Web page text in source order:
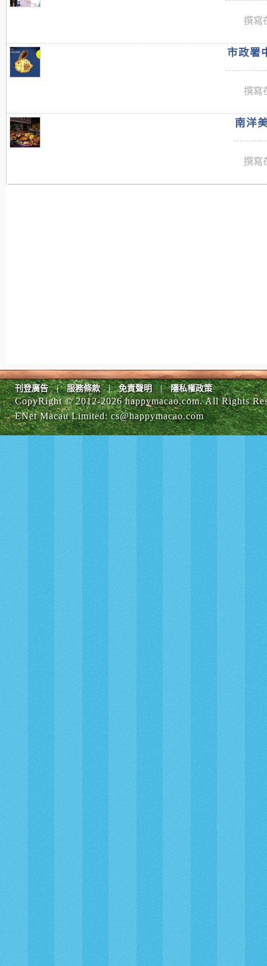
撰寫
市政署
撰寫
南洋
撰寫
刊登廣告 | 服務條款 | 免責聲明 | 隱私權政策
CopyRight © 2012-2026 happymacao.com. All Rights
ENet Macau Limited:cs@happymacao.com